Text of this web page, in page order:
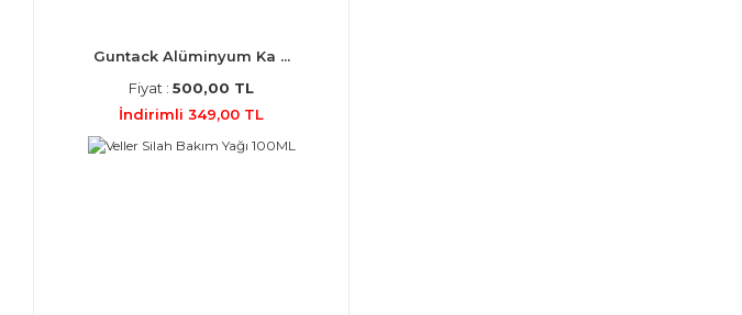
Guntack Alüminyum Ka ...
Fiyat : 500,00 TL
İndirimli 349,00 TL